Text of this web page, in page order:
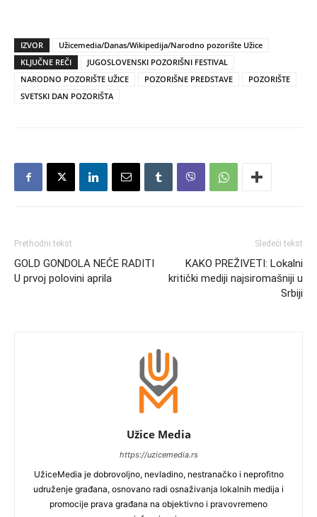
IZVOR
Užicemedia/Danas/Wikipedija/Narodno pozorište Užice
KLJUČNE REČI
JUGOSLOVENSKI POZORIŠNI FESTIVAL
NARODNO POZORIŠTE UŽICE
POZORIŠNE PREDSTAVE
POZORIŠTE
SVETSKI DAN POZORIŠTA
Prethodni tekst
GOLD GONDOLA NEĆE RADITI
U prvoj polovini aprila
Sledeći tekst
KAKO PREŽIVETI: Lokalni
kritički mediji najsiromašniji u
Srbiji
Užice Media
https://uzicemedia.rs
UžiceMedia je dobrovoljno, nevladino, nestranačko i neprofitno
udruženje građana, osnovano radi osnaživanja lokalnih medija i
promocije prava građana na objektivno i pravovremeno